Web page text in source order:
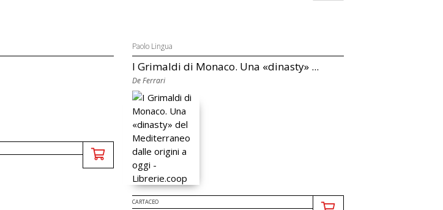
Paolo Lingua
I Grimaldi di Monaco. Una «dinasty» ...
De Ferrari
CARTACEO